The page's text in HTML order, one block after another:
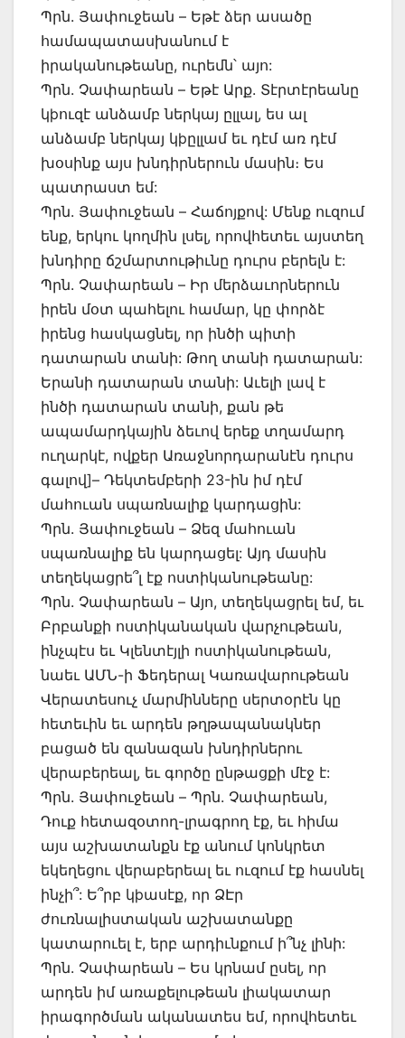
Պրն. Յափուջեան – Եթէ ձեր ասածը
համապատասխանում է
իրականութեանը, ուրեմն՝ այո:
Պրն. Չափարեան – Եթէ Արք. Տէրտէրեանը
կþուզէ անձամբ ներկայ ըլլալ, ես ալ
անձամբ ներկայ կþըլլամ եւ դէմ առ դէմ
խօսինք այս խնդիրներուն մասին։ Ես
պատրաստ եմ:
Պրն. Յափուջեան – Հաճոյքով: Մենք ուզում
ենք, երկու կողմին լսել, որովհետեւ այստեղ
խնդիրը ճշմարտութիւնը դուրս բերելն է:
Պրն. Չափարեան – Իր մերձաւորներուն
իրեն մօտ պահելու համար, կը փորձէ
իրենց հասկացնել, որ ինծի պիտի
դատարան տանի: Թող տանի դատարան:
Երանի դատարան տանի: Աւելի լավ է
ինծի դատարան տանի, քան թե
ապամարդկային ձեւով երեք տղամարդ
ուղարկէ, ովքեր Առաջնորդարանէն դուրս
գալով]– Դեկտեմբերի 23-ին իմ դէմ
մահուան սպառնալիք կարդացին:
Պրն. Յափուջեան – Ձեզ մահուան
սպառնալիք են կարդացել: Այդ մասին
տեղեկացրե՞լ էք ոստիկանութեանը:
Պրն. Չափարեան – Այո, տեղեկացրել եմ, եւ
Բրբանքի ոստիկանական վարչութեան,
ինչպէս եւ Կլենտէյլի ոստիկանութեան,
նաեւ ԱՄՆ-ի Ֆեդերալ Կառավարութեան
Վերատեսուչ մարմինները սերտօրէն կը
հետեւին եւ արդեն թղթապանակներ
բացած են զանազան խնդիրներու
վերաբերեալ, եւ գործը ընթացքի մէջ է:
Պրն. Յափուջեան – Պրն. Չափարեան,
Դուք հետազօտող-լրագրող էք, եւ հիմա
այս աշխատանքն էք անում կոնկրետ
եկեղեցու վերաբերեալ եւ ուզում էք հասնել
ինչի՞: Ե՞րբ կþասէք, որ ՁԷր
ժուռնալիստական աշխատանքը
կատարուել է, երբ արդիւնքում ի՞նչ լինի:
Պրն. Չափարեան – Ես կրնամ ըսել, որ
արդեն իմ առաքելութեան լիակատար
իրագործման ականատես եմ, որովհետեւ